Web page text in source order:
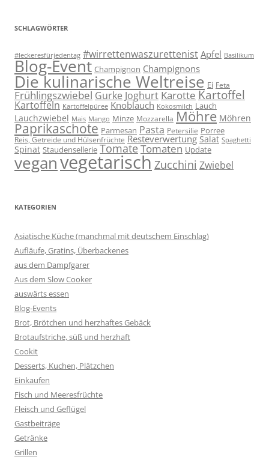
SCHLAGWÖRTER
#leckeresfürjedentag #wirrettenwaszurettenist Apfel Basilikum
Blog-Event Champignon Champignons
Die kulinarische Weltreise Ei Feta
Frühlingszwiebel Gurke Joghurt Karotte Kartoffel
Kartoffeln Kartoffelpüree Knoblauch Kokosmilch Lauch
Lauchzwiebel Mais Mango Minze Mozzarella Möhre Möhren
Paprikaschote Parmesan Pasta Petersilie Porree
Reis, Getreide und Hülsenfrüchte Resteverwertung Salat Spaghetti
Spinat Staudensellerie TomateTomaten Update
veganvegetarischZucchini Zwiebel
KATEGORIEN
Asiatische Küche (manchmal mit deutschem Einschlag)
Aufläufe, Gratins, Überbackenes
aus dem Dampfgarer
Aus dem Slow Cooker
auswärts essen
Blog-Events
Brot, Brötchen und herzhaftes Gebäck
Brotaufstriche, süß und herzhaft
Cookit
Desserts, Kuchen, Plätzchen
Einkaufen
Fisch und Meeresfrüchte
Fleisch und Geflügel
Gastbeiträge
Getränke
Grillen